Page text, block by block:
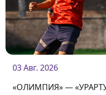
03 Авг. 2026
«ОЛИМПИЯ» —